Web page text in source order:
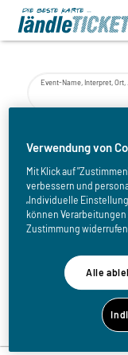
Event-Name, Interpret, Ort,
bis
Verwendung von
Mit Klick auf
verbessern und
„Individuelle
können
Zustimmung
Alle